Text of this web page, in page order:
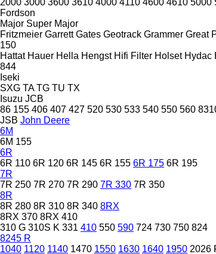
Fordson
Major Super Major
Fritzmeier Garrett Gates Geotrack Grammer Great
150
Hattat Hauer Hella Hengst Hifi Filter Holset Hydac
844
Iseki
SXG TA TG TU TX
Isuzu JCB
86 155 406 407 427 520 530 533 540 550 560
JSB John Deere
6M
6M 155
6R
6R 110 6R 120 6R 145 6R 155 6R 175 6R 195
7R
7R 250 7R 270 7R 290 7R 330 7R 350
8R
8R 280 8R 310 8R 340 8RX
8RX 370 8RX 410
310 G 310S K 331 410 550 590 724 730 750 824
8245 R
1040 1120 1140 1470 1550 1630 1640 1950 2026